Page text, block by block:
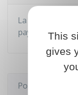
La TVA
payer par
Pour en savoir
This
gives